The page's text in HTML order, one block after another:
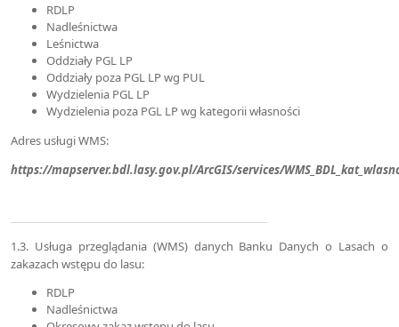
RDLP
Nadleśnictwa
Leśnictwa
Oddziały PGL LP
Oddziały poza PGL LP wg PUL
Wydzielenia PGL LP
Wydzielenia poza PGL LP wg kategorii własności
Adres usługi WMS:
https://mapserver.bdl.lasy.gov.pl/ArcGIS/services/
1.3. Usługa przeglądania (WMS) danych Banku Danych o Lasach o
zakazach wstępu do lasu:
RDLP
Nadleśnictwa